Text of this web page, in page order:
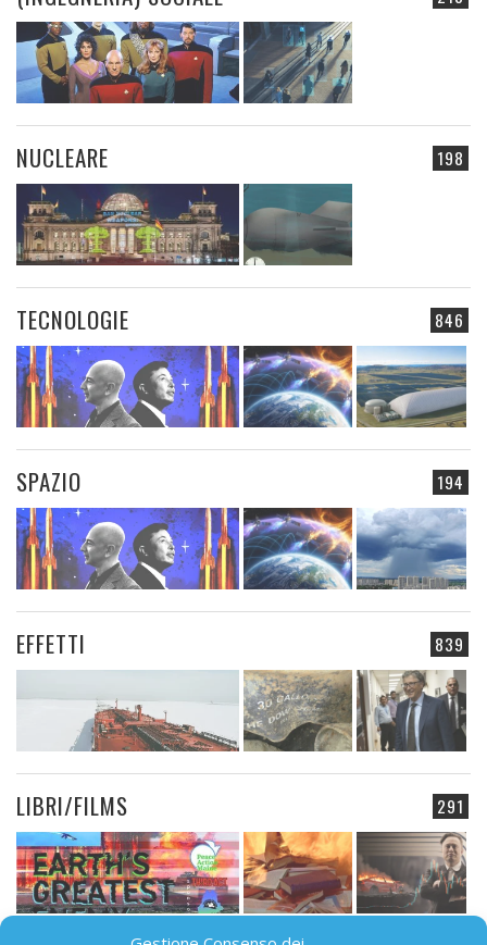
198
NUCLEARE
846
TECNOLOGIE
194
SPAZIO
839
EFFETTI
291
LIBRI/FILMS